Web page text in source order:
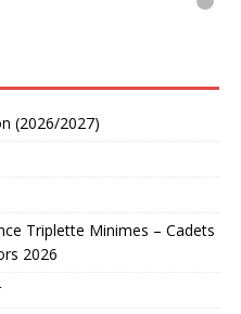
(2026/2027)
Triplette Minimes – Cadets
2026